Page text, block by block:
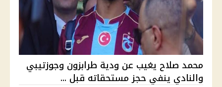
محمد صلاح يغيب عن ودية طرابزون وجوزتيبي
والنادي ينفي حجز مستحقاته قبل ...